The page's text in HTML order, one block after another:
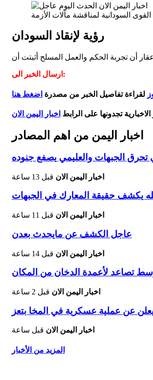
السودانية لمناقشة مآلات الأزمة
رؤية لإنقاذ السودان
أن تجربة الحكم والعمل المسلح أثبتت أن
ارسال الخبر الى:
لقراءة تفاصيل الخبر من مصدرة اضغط هنا
تجدونها على الرابط اخبار اليمن الان
اخبار اليمن من اهم المصادر
الجبهات والعليمي يصفع جنوده
اخبار اليمن الان قبل 13 ساعة
يكشف حقيقة المعارك في الجبهات
اخبار اليمن الان قبل 11 ساعة
عاجل الكشف عن مايحدث بعدن
اخبار اليمن الان قبل 14 ساعة
تصاعد لأعمدة الدخان من المكان
اخبار اليمن الان قبل 2 ساعة
عن عملية عسكرية في المخا بتعز
اخبار اليمن الان قبل ساعة
المزيد من الأخبار